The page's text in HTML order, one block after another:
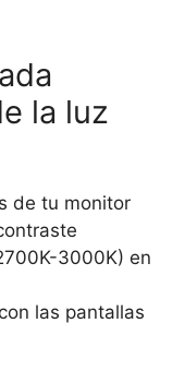
la luz
de tu monitor
3000K) en
las pantallas